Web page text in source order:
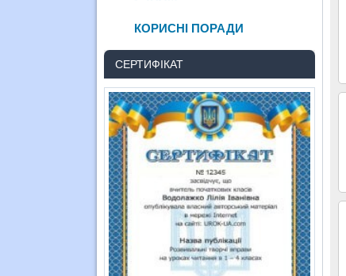
КОРИСНІ ПОРАДИ
СЕРТИФІКАТ